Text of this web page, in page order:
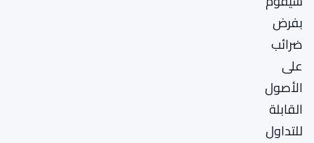
بفرض
ضرائب
على
الأصول
القابلة
للتداول